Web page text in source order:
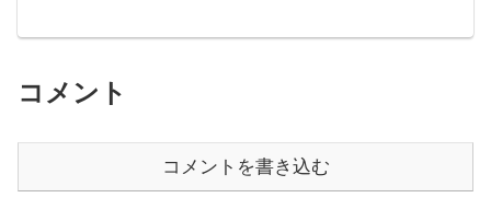
コメント
コメントを書き込む